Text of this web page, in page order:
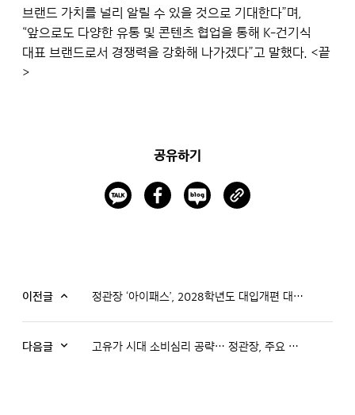
브랜드 가치를 널리 알릴 수 있을 것으로 기대한다”며,
“앞으로도 다양한 유통 및 콘텐츠 협업을 통해 K-건기식
대표 브랜드로서 경쟁력을 강화해 나가겠다”고 말했다. <끝
>
공유하기
이전글 정관장 ‘아이패스’, 2028학년도 대입개편 대비 입시설명회 성료
다음글 고유가 시대 소비심리 공략… 정관장, 주요 브랜드 프로모션 진행